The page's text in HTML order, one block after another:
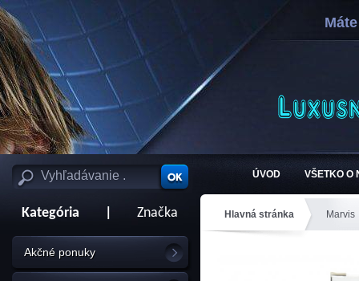
ÚVOD VŠETKO O
Kategória Značka
Akčné ponuky
Hlavná stránka Marvis